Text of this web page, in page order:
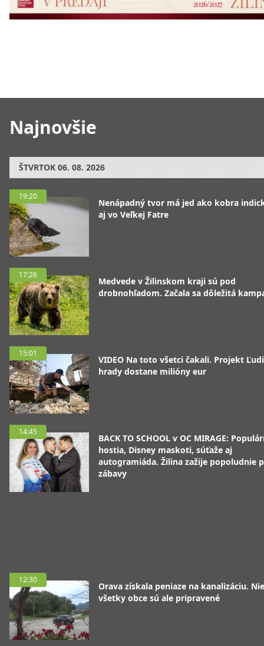
Najnovšie
ŠTVRTOK 06. 08. 2026
19:20
Nenápadný tvor má jed ako kobra
aj vo Veľkej Fatre
17:26
Medvede v Žilinskom kraji sú pod
drobnohľadom. Začala sa dôležitá
15:01
VIDEO Na toto všetci čakali. Projekt
hrady dostane milióny eur
14:45
BACK TO SCHOOL v OC MIRAGE:
hostia, Disney maskoti, súťaže aj
autogramiáda. Žilina zažije popoludnie
zábavy
12:30
Orava získala peniaze na kanalizáciu. Nie
všetky obce sú ale pripravené